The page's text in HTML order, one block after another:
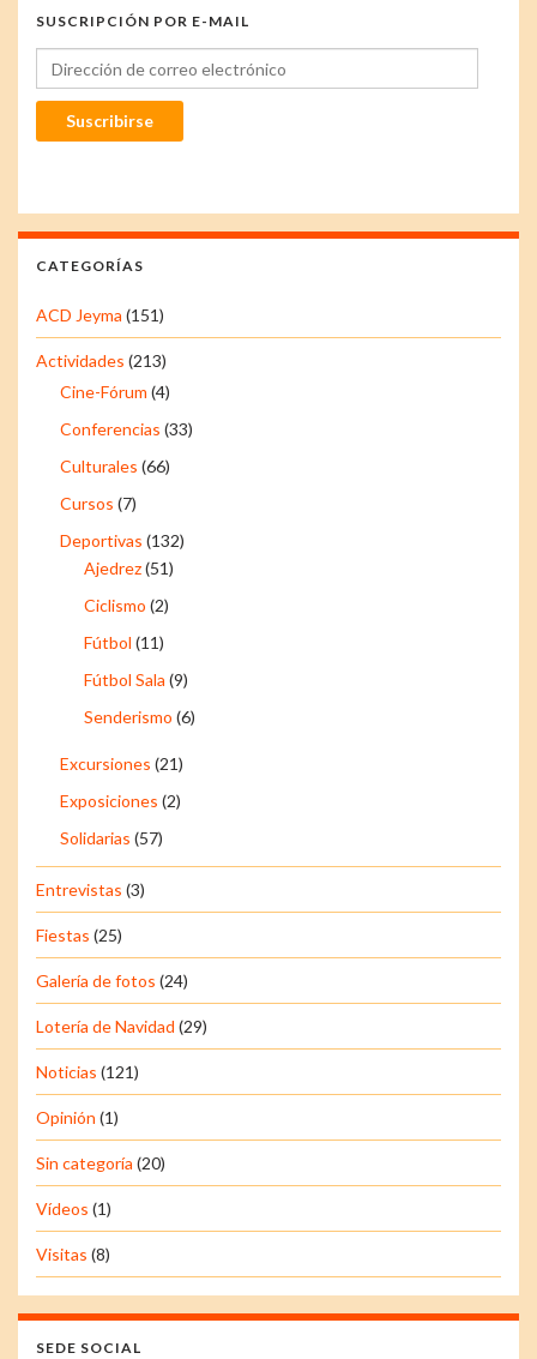
SUSCRIPCIÓN POR E-MAIL
Dirección de correo electrónico
Suscribirse
CATEGORÍAS
ACD Jeyma (151)
Actividades (213)
Cine-Fórum (4)
Conferencias (33)
Culturales (66)
Cursos (7)
Deportivas (132)
Ajedrez(51)
Ciclismo (2)
Fútbol (11)
Fútbol Sala (9)
Senderismo (6)
Excursiones (21)
Exposiciones (2)
Solidarias (57)
Entrevistas (3)
Fiestas (25)
Galería de fotos (24)
Lotería de Navidad (29)
Noticias (121)
Opinión (1)
Sin categoría (20)
Vídeos (1)
Visitas (8)
SEDE SOCIAL